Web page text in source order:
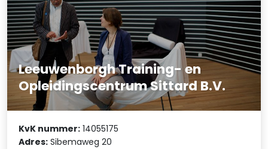
Leeuwenborgh Training- en
Opleidingscentrum Sittard B.V.
KvK nummer: 14055175
Adres: Sibemaweg 20